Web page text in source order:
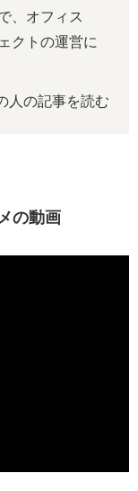
、オフィス
クトの運営に
人の記事を読む
の動画